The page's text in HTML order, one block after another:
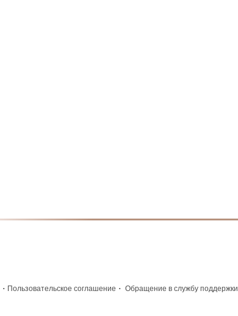
· Пользовательское соглашение · Обращение в службу поддержки